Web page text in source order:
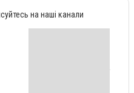
на наші канали